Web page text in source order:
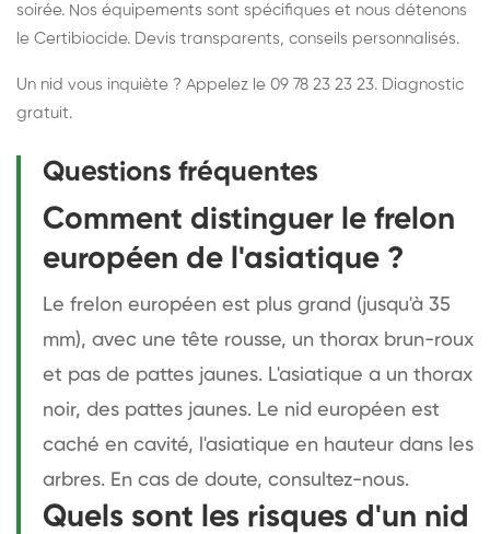
soirée. Nos équipements sont spécifiques et nous détenons
le Certibiocide. Devis transparents, conseils personnalisés.
Un nid vous inquiète ? Appelez le 09 78 23 23 23. Diagnostic
gratuit.
Questions fréquentes
Comment distinguer le frelon
européen de l'asiatique ?
Le frelon européen est plus grand (jusqu'à 35
mm), avec une tête rousse, un thorax brun-roux
et pas de pattes jaunes. L'asiatique a un thorax
noir, des pattes jaunes. Le nid européen est
caché en cavité, l'asiatique en hauteur dans les
arbres. En cas de doute, consultez-nous.
Quels sont les risques d'un nid